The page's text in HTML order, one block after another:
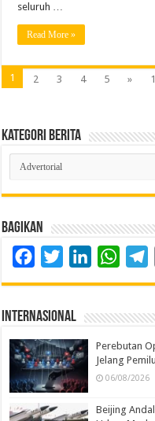
seluruh …
Read More »
1 2 3 4 5 »
Kategori Berita
Kategori
Berita
Bagikan
FacebookTwitterLinkedIn
Internasional
Perebutan
Jelang
06/08/2026
Beijing